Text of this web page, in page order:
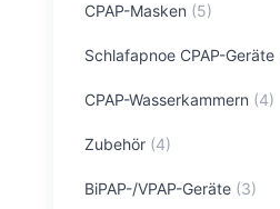
CPAP-Masken (5)
Schlafapnoe CPAP-Geräte
CPAP-Wasserkammern (4)
Zubehör (4)
BiPAP-/VPAP-Geräte (3)